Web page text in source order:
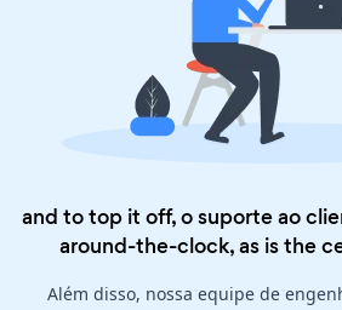
and to top it off, o suporte ao
around-the-clock, as is the
Além disso, nossa equipe de